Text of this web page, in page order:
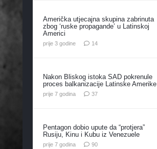
Američka utjecajna skupina zabrinuta
zbog ‘ruske propagande’ u Latinskoj
Americi
prije 3 godine 14komentara
Nakon Bliskog istoka SAD pokrenule
proces balkanizacije Latinske Amerike
prije 7 godina 37komentara
Pentagon dobio upute da “protjera”
Rusiju, Kinu i Kubu iz Venezuele
prije 7 godina 90komentara